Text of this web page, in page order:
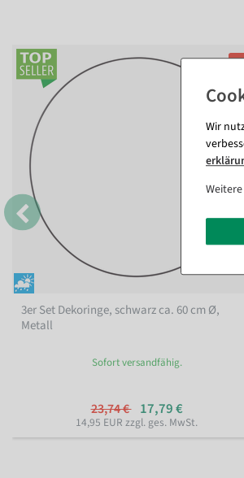
3er Set Dekoringe, schwarz ca. 60 cm Ø,
Metall
Sofort versandfähig.
23,74 € 17,79 €
14,95 EUR zzgl. ges. MwSt.
Wir